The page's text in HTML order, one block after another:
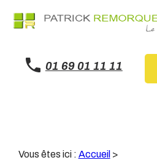
01 69 01 11 11
Vous êtes ici : Accueil >